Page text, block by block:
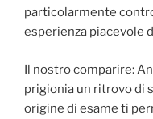
particolarmente
esperienza piacevole
Il nostro comparire:
prigionia un ritrovo di
origine di esame ti